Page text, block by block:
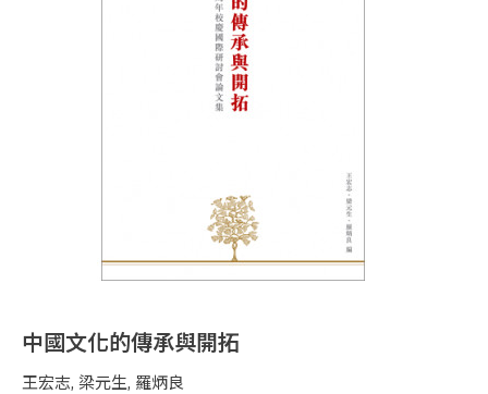
中國文化的傳承與開拓
王宏志, 梁元生, 羅炳良